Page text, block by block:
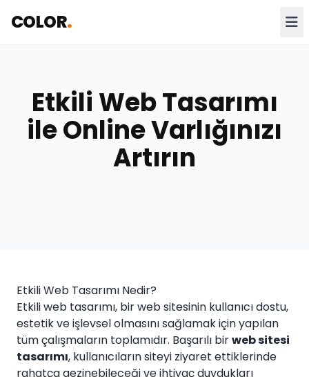
COLOR.
Etkili Web Tasarımı
ile Online Varlığınızı
Artırın
Etkili Web Tasarımı Nedir?
Etkili web tasarımı, bir web sitesinin kullanıcı dostu,
estetik ve işlevsel olmasını sağlamak için yapılan
tüm çalışmaların toplamıdır. Başarılı birweb sitesi
tasarımı, kullanıcıların siteyi ziyaret ettiklerinde
rahatça gezinebileceği ve ihtiyaç duydukları